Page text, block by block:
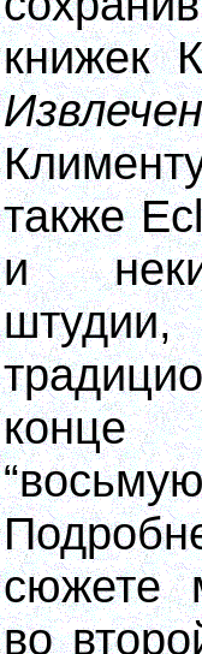
книжек
также
и
конце
сюжете
во